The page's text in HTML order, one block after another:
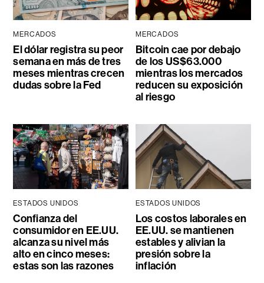
MERCADOS
El dólar registra su peor
semana en más de tres
meses mientras crecen
dudas sobre la Fed
MERCADOS
Bitcoin cae por debajo
de los US$63.000
mientras los mercados
reducen su exposición
al riesgo
ESTADOS UNIDOS
Confianza del
consumidor en EE.UU.
alcanza su nivel más
alto en cinco meses:
estas son las razones
ESTADOS UNIDOS
Los costos laborales en
EE.UU. se mantienen
estables y alivian la
presión sobre la
inflación